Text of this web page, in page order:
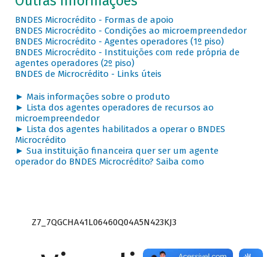
BNDES Microcrédito - Formas de apoio
BNDES Microcrédito - Condições ao microempreendedor
BNDES Microcrédito - Agentes operadores (1º piso)
BNDES Microcrédito - Instituições com rede própria de
agentes operadores (2º piso)
BNDES de Microcrédito - Links úteis
► Mais informações sobre o produto
► Lista dos agentes operadores de recursos ao
microempreendedor
► Lista dos agentes habilitados a operar o BNDES
Microcrédito
► Sua instituição financeira quer ser um agente
operador do BNDES Microcrédito? Saiba como
Z7_7QGCHA41L06460Q04A5N423KJ3